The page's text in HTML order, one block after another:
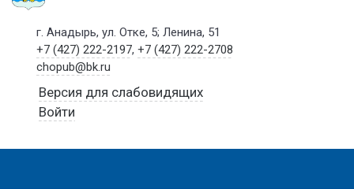
г. Анадырь, ул. Отке, 5; Ленина, 51
+7 (427) 222-2197,+7 (427) 222-2708
chopub@bk.ru
Версия для слабовидящих
Войти